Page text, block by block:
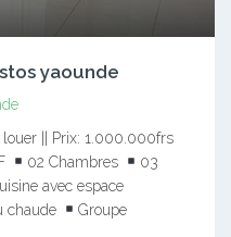
yaounde
|| Prix: 1.000.000frs
02 Chambres
03
avec espace
chaude
Groupe